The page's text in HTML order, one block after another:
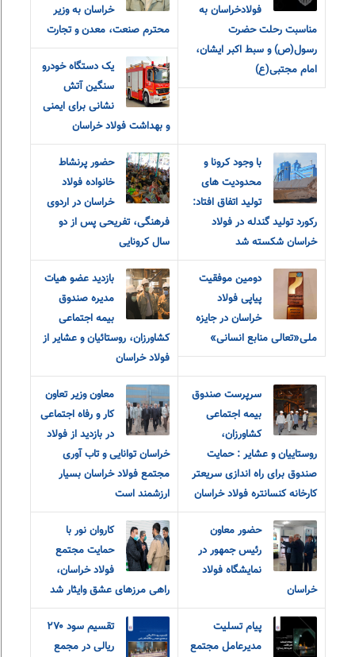
فولاد‌خراسان به
مناسبت رحلت حضرت
رسول(ص) و سبط اکبر ایشان،
امام مجتبی(ع)
خراسان به وزیر
محترم صنعت، معدن و تجارت
یک دستگاه خودرو
سنگین آتش
نشانی برای ایمنی
و بهداشت فولاد خراسان
با وجود کرونا و
محدودیت های
تولید اتفاق افتاد:
رکورد تولید گندله در فولاد
خراسان شکسته شد
حضور پرنشاط
خانواده فولاد
خراسان در اردوی
فرهنگی، تفریحی پس از دو
سال کرونایی
دومین موفقیت
پیاپی فولاد
خراسان در جایزه
ملی«تعالی منابع انسانی»
بازدید عضو هیات
مدیره صندوق
بیمه اجتماعی
کشاورزان، روستائیان و عشایر از
فولاد خراسان
سرپرست صندوق
بیمه اجتماعی
کشاورزان،
روستاییان و عشایر : حمایت
صندوق برای راه اندازی سریعتر
کارخانه کنسانتره فولاد خراسان
معاون وزیر تعاون
کار و رفاه اجتماعی
در بازدید از فولاد
خراسان توانایی و تاب آوری
مجتمع فولاد خراسان بسیار
ارزشمند است
حضور معاون
رئیس جمهور در
نمایشگاه فولاد
خراسان
کاروان نور با
حمایت مجتمع
فولاد خراسان،
راهی مرزهای عشق و‌ایثار شد
پیام‌ ‌تسلیت
مدیرعامل مجتمع
تقسیم سود ۲۷۰
ریالی در مجمع